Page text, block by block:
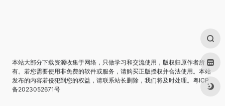
本站大部分下载资源收集于网络，只做学习和交流使用，版权归原作者所
有。若您需要使用非免费的软件或服务，请购买正版授权并合法使用。本站
发布的内容若侵犯到您的权益，请联系站长删除，我们将及时处理。 粤ICP
备2023052671号